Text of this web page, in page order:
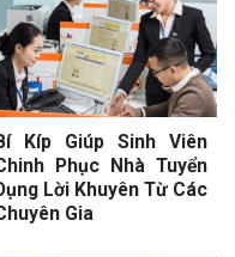
Kíp Giúp Sinh Viên
Phục Nhà Tuyển
Lời Khuyên Từ Các
Gia